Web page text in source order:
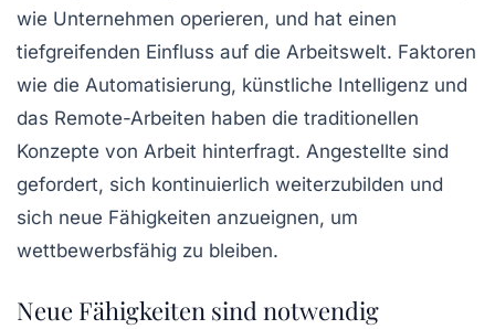
wie Unternehmen operieren, und hat einen
tiefgreifenden Einfluss auf die Arbeitswelt. Faktoren
wie die Automatisierung, künstliche Intelligenz und
das Remote-Arbeiten haben die traditionellen
Konzepte von Arbeit hinterfragt. Angestellte sind
gefordert, sich kontinuierlich weiterzubilden und
sich neue Fähigkeiten anzueignen, um
wettbewerbsfähig zu bleiben.
Neue Fähigkeiten sind notwendig